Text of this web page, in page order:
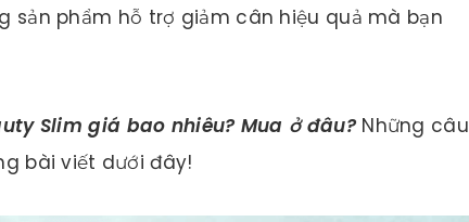
sản phẩm hỗ trợ giảm cân hiệu quả mà bạn
Slim giá bao nhiêu? Mua ở đâu?Những câu
bài viết dưới đây!